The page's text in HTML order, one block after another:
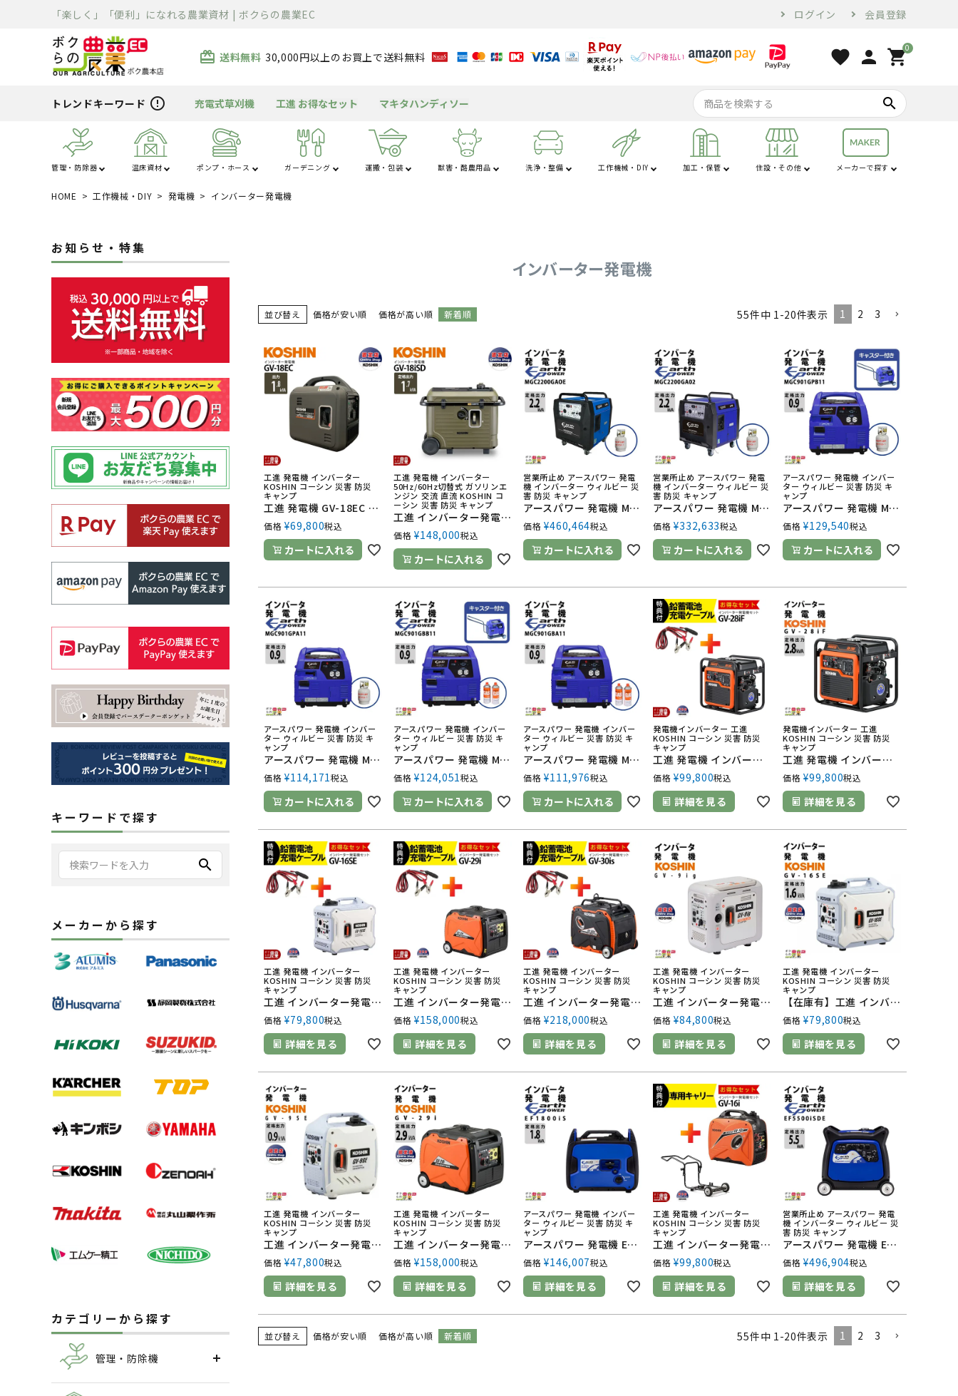
「楽しく」「便利」になれる農業資材 | ボクらの農業EC ログイン 会員登録
card_giftcard 送料無料 30,000円以上のお買上で送料無料 favorite person 0
shopping_cart
トレンドキーワード error_outline 充電式草刈機 工進 お得なセット マキタハンディソー search
管理・防除器
農薬・消耗品
温床資材
ハウス・トンネル
ポンプ・ホース ガーデニング
バーナー 三脚・はしご
運搬・包装 獣害・酪農用品 洗浄・整備
クローラ・タイヤ
工作機械・DIY
電工ドラム・リー
ル
加工・保管 住設・その他 メーカーで探す
あ行 か行
ま行
HOME 工作機械・DIY 発電機 インバーター発電機
お知らせ・特集
キーワードで探す
search
メーカーから探す
カテゴリーから探す
管理・防除機
インバーター発電機
並び替え 価格が安い順 価格が高い順 新着順 55件中 1 -20件表示 1 2 3
工進 発電機 インバーター
KOSHIN コーシン 災害 防災
キャンプ
工進 発電機 GV-18EC インバーター発電機 認定店限定 1.8kVA 100V 18A リコイルスターター KOSHIN コーシン
価格 ¥69,800税込
カートに入れる
工進 発電機 インバーター
50Hz/60Hz切替式 ガソリンエ
ンジン 交流 直流 KOSHIN コ
ーシン 災害 防災 キャンプ
工進 インバーター発電機 GV-18iSD 1700W 1.7kVA KOSHIN ガソリンエンジン
価格 ¥148,000税込
カートに入れる
営業所止め アースパワー 発電
機 インバーター ウィルビー 災
害 防災 キャンプ
アースパワー 発電機 MGC2200GAOE インバーター発電機 2.2kVA プロパンガス式 キャスター付 セルスターター ウィルビー Earth POWER 電源 発電 防災 停電
価格 ¥460,464税込
カートに入れる
営業所止め アースパワー 発電
機 インバーター ウィルビー 災
害 防災 キャンプ
アースパワー 発電機 MGC2200GA02 インバーター発電機 2.2kVA プロパンガス式 キャスター付 ウィルビー Earth POWER 電源 発電 防災 停電
価格 ¥332,633税込
カートに入れる
アースパワー 発電機 インバー
ター ウィルビー 災害 防災 キ
ャンプ
アースパワー 発電機 MGC901GPB11 インバーター発電機 0.9kVA プロパンガス式 キャスター付 ウィルビー Earth POWER 電源 発電 防災 停電
価格 ¥129,540税込
カートに入れる
アースパワー 発電機 インバー
ター ウィルビー 災害 防災 キ
ャンプ
アースパワー 発電機 MGC901GPA11 インバーター発電機 0.9kVA プロパンガス式 ウィルビー Earth POWER 電源 発電 防災 停電
価格 ¥114,171税込
カートに入れる
アースパワー 発電機 インバー
ター ウィルビー 災害 防災 キ
ャンプ
アースパワー 発電機 MGC901GBB11 インバーター発電機 0.9kVA カセットボンベ式 キャスター付 ウィルビー Earth POWER 電源 発電 防災 停電
価格 ¥124,051税込
カートに入れる
アースパワー 発電機 インバー
ター ウィルビー 災害 防災 キ
ャンプ
アースパワー 発電機 MGC901GBA11 インバーター発電機 0.9kVA カセットボンベ式 ウィルビー Earth POWER 電源 発電 防災 停電
価格 ¥111,976税込
カートに入れる
発電機インバーター 工進
KOSHIN コーシン 災害 防災
キャンプ
工進 発電機 インバーター発電機 GV-28iF 2.8 kVA オープンインバーター発電機 + 蓄電池電源ケーブル PA-373 コーシン
価格 ¥99,800税込
詳細を見る
発電機インバーター 工進
KOSHIN コーシン 災害 防災
キャンプ
工進 発電機 インバーター発電機 GV-28iF 2.8 kVA オープンインバーター発電機 コーシン koshin
価格 ¥99,800税込
詳細を見る
工進 発電機 インバーター
KOSHIN コーシン 災害 防災
キャンプ
工進 インバーター発電機 GV-16SE + 鉛蓄電池充電ケーブル PA-373 セット商品 1600W 1.6kVA インバータ発電機 ガソリンエンジン
価格 ¥79,800税込
詳細を見る
工進 発電機 インバーター
KOSHIN コーシン 災害 防災
キャンプ
工進 インバーター発電機 GV-29i + 鉛蓄電池充電ケーブル PA-373 セット商品 2900W 2.9kVA インバータ発電機 ガソリンエンジン
価格 ¥158,000税込
詳細を見る
工進 発電機 インバーター
KOSHIN コーシン 災害 防災
キャンプ
工進 インバーター発電機 GV-30is + 鉛蓄電池充電ケーブル PA-373 セット商品 3000W 3.0kVA インバータ発電機 ガソリンエンジン
価格 ¥218,000税込
詳細を見る
工進 発電機 インバーター
KOSHIN コーシン 災害 防災
キャンプ
工進 インバーター発電機 GV-9ig 900W 0.9kVA インバータ発電機 カセットボンベ（ブタンガス）
価格 ¥84,800税込
詳細を見る
工進 発電機 インバーター
KOSHIN コーシン 災害 防災
キャンプ
【在庫有】工進 インバーター発電機 GV-16SE 1600W 1.6kVA インバータ発電機 ガソリンエンジン
価格 ¥79,800税込
詳細を見る
工進 発電機 インバーター
KOSHIN コーシン 災害 防災
キャンプ
工進 インバーター発電機 GV-9SE 900W 0.9kVA インバータ発電機 ガソリンエンジン
価格 ¥47,800税込
詳細を見る
工進 発電機 インバーター
KOSHIN コーシン 災害 防災
キャンプ
工進 インバーター発電機 GV-29i 2900W 2.9kVA インバータ発電機 ガソリンエンジン
価格 ¥158,000税込
詳細を見る
アースパワー 発電機 インバー
ター ウィルビー 災害 防災 キ
ャンプ
アースパワー 発電機 EF1800is インバーター発電機 1.8kVA ガソリンエンジン ウィルビー Earth POWER 電源 発電 防災 停電
価格 ¥146,007税込
詳細を見る
工進 発電機 インバーター
KOSHIN コーシン 災害 防災
キャンプ
工進 インバーター発電機 GV-16i＋専用キャリー GVC-1 セット商品 1600W 1.6kVA インバータ発電機 ガソリンエンジン
価格 ¥99,800税込
詳細を見る
営業所止め アースパワー 発電
機 インバーター ウィルビー 災
害 防災 キャンプ
アースパワー 発電機 EF5500iSDE インバーター発電機 5.5kVA ガソリンエンジン ウィルビー Earth POWER 電源 発電 防災 停電
価格 ¥496,904税込
詳細を見る
並び替え 価格が安い順 価格が高い順 新着順 55件中 1-20件表示 1 2 3